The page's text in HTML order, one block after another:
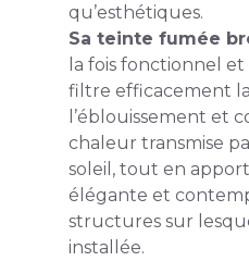
qu’esthétiques.
Sa teinte fumée
la fois fonctionnel
filtre efficacement
l’éblouissement et
chaleur transmise
soleil, tout en
élégante et
structures sur
installée.